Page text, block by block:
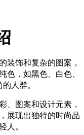
装饰和复杂的图案，
色，如黑色、白色、
人群。
、图案和设计元素，
展现出独特的时尚品
人。